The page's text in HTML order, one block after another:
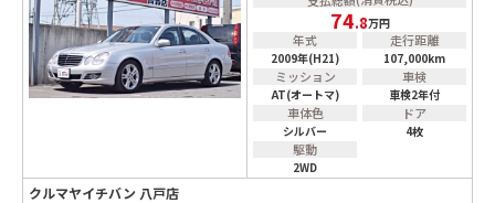
74.8万円
年式
2009年(H21)
走行距離
107,000km
ミッション
AT(オートマ)
車検
車検2年付
車体色
シルバー
ドア
4枚
駆動
2WD
クルマヤイチバン 八戸店